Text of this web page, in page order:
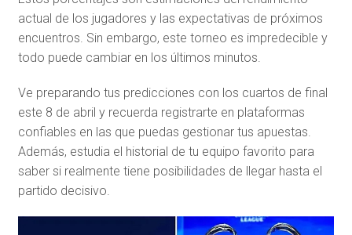
actual de los jugadores y las expectativas de próximos
encuentros. Sin embargo, este torneo es impredecible y
todo puede cambiar en los últimos minutos.
Ve preparando tus predicciones con los cuartos de final
este 8 de abril y recuerda registrarte en plataformas
confiables en las que puedas gestionar tus apuestas.
Además, estudia el historial de tu equipo favorito para
saber si realmente tiene posibilidades de llegar hasta el
partido decisivo.